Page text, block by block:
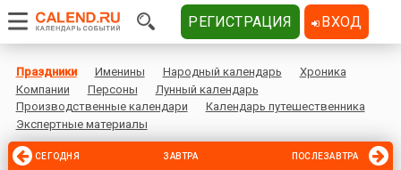
Праздники Именины Народный календарь
Хроника
Компании
Персоны
Лунный календарь
Производственные календари
Календарь путешественника
Экспертные материалы
СЕГОДНЯ ЗАВТРА ПОСЛЕЗАВТРА
РЕГИСТРАЦИЯ ВХОД